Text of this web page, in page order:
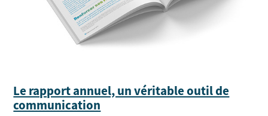
Le rapport annuel, un véritable outil de
communication